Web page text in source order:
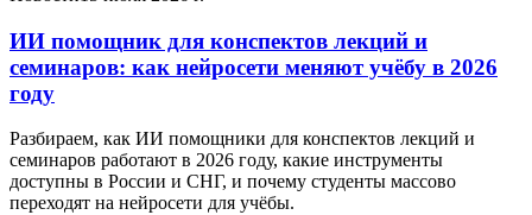
ИИ помощник для конспектов лекций и
семинаров: как нейросети меняют учёбу в 2026
году
Разбираем, как ИИ помощники для конспектов лекций и
семинаров работают в 2026 году, какие инструменты
доступны в России и СНГ, и почему студенты массово
переходят на нейросети для учёбы.